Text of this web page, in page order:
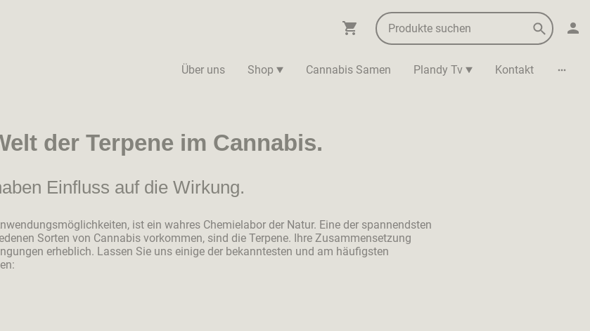
Über uns Shop Cannabis Samen Plandy Tv Kontakt
der Terpene im Cannabis.
Einfluss auf die Wirkung.
ist ein wahres Chemielabor der Natur. Eine der spannendsten
Sorten von Cannabis vorkommen, sind die Terpene. Ihre Zusammensetzung
erheblich. Lassen Sie uns einige der bekanntesten und am häufigsten